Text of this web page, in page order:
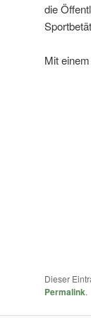
die
Mit
Dieser
Permalink.